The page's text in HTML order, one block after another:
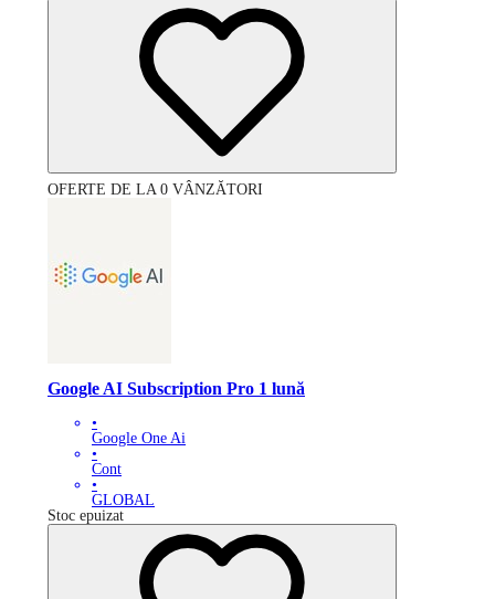
OFERTE DE LA 0 VÂNZĂTORI
Google AI Subscription Pro 1 lună
•
Google One Ai
•
Cont
•
GLOBAL
Stoc epuizat